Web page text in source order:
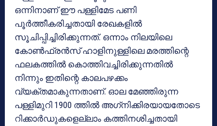
ഒന്നിനാണ് ഈ പള്ളിമേട പണി
പൂര്‍ത്തീകരിച്ചതായി രേഖകളില്‍
സൂചിപ്പിച്ചിരിക്കുന്നത്. ഒന്നാം നിലയിലെ
കോണ്‍ഫ്രന്‍സ് ഹാളിനുള്ളിലെ മരത്തിന്റെ
ഫലകത്തില്‍ കൊത്തിവച്ചിരിക്കുന്നതില്‍
നിന്നും ഇതിന്റെ കാലപഴക്കം
വ്യക്തമാകുന്നതാണ്. ഓല മേഞ്ഞിരുന്ന
പള്ളിമുറി 1900 ത്തില്‍ അഗ്‌നിക്കിരയായതോടെ
റിക്കാര്‍ഡുകളെല്ലാം കത്തിനശിച്ചതായി